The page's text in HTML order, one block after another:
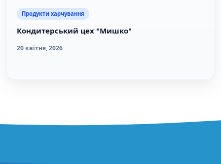
Продукти харчування
Кондитерський цех "Мишко"
20 квітня, 2026